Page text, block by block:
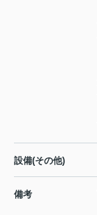
設備(その他)
備考